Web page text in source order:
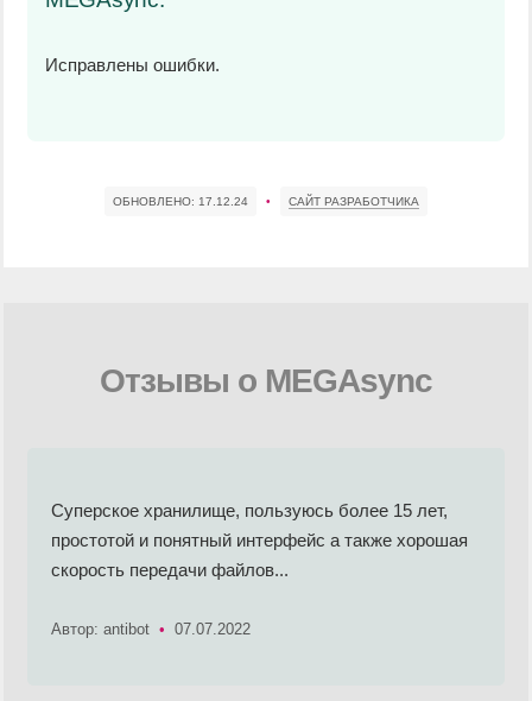
Исправлены ошибки.
ОБНОВЛЕНО: 17.12.24 • САЙТ РАЗРАБОТЧИКА
Отзывы о MEGAsync
Суперское хранилище, пользуюсь более 15 лет,
простотой и понятный интерфейс а также хорошая
скорость передачи файлов...
Автор: antibot • 07.07.2022